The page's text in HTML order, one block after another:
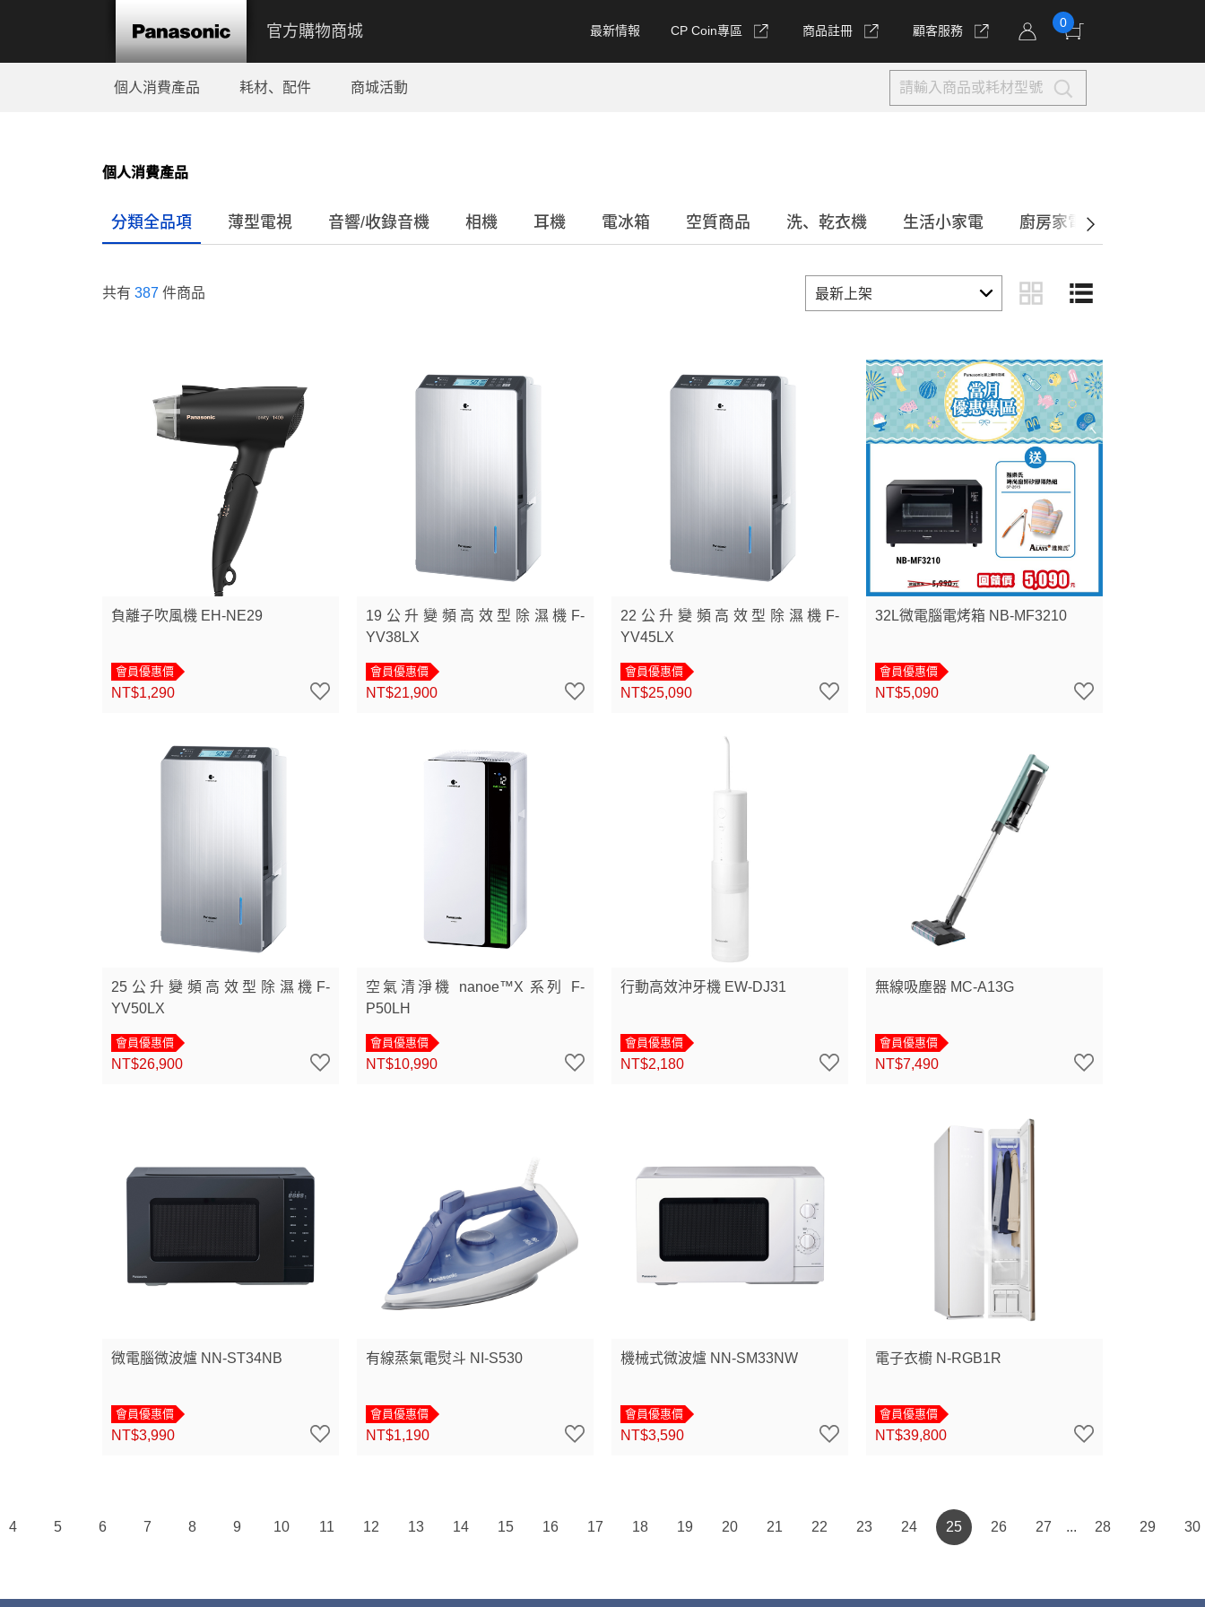
官方購物商城 最新情報 CP Coin專區 商品註冊 顧客服務
0
個人消費產品 耗材、配件 商城活動
個人消費產品
分類全品項 薄型電視 音響/收錄音機 相機 耳機 電冰箱 空質商品 洗、乾衣機 生活小家電 廚房家電
共有 387 件商品
負離子吹風機 EH-NE29
會員優惠價
NT$1,290
19公升變頻高效型除濕機F-
YV38LX
會員優惠價
NT$21,900
22公升變頻高效型除濕機F-
YV45LX
會員優惠價
NT$25,090
32L微電腦電烤箱 NB-MF3210
會員優惠價
NT$5,090
25公升變頻高效型除濕機F-
YV50LX
會員優惠價
NT$26,900
空氣清淨機 nanoe™X 系列 F-
P50LH
會員優惠價
NT$10,990
行動高效沖牙機 EW-DJ31
會員優惠價
NT$2,180
無線吸塵器 MC-A13G
會員優惠價
NT$7,490
微電腦微波爐 NN-ST34NB
會員優惠價
NT$3,990
有線蒸氣電熨斗 NI-S530
會員優惠價
NT$1,190
機械式微波爐 NN-SM33NW
會員優惠價
NT$3,590
電子衣櫥 N-RGB1R
會員優惠價
NT$39,800
4 5 6 7 8 9 10 11 12 13 14 15 16 17 18 19 20 21 22 23 24 25 26 27 28 29 30